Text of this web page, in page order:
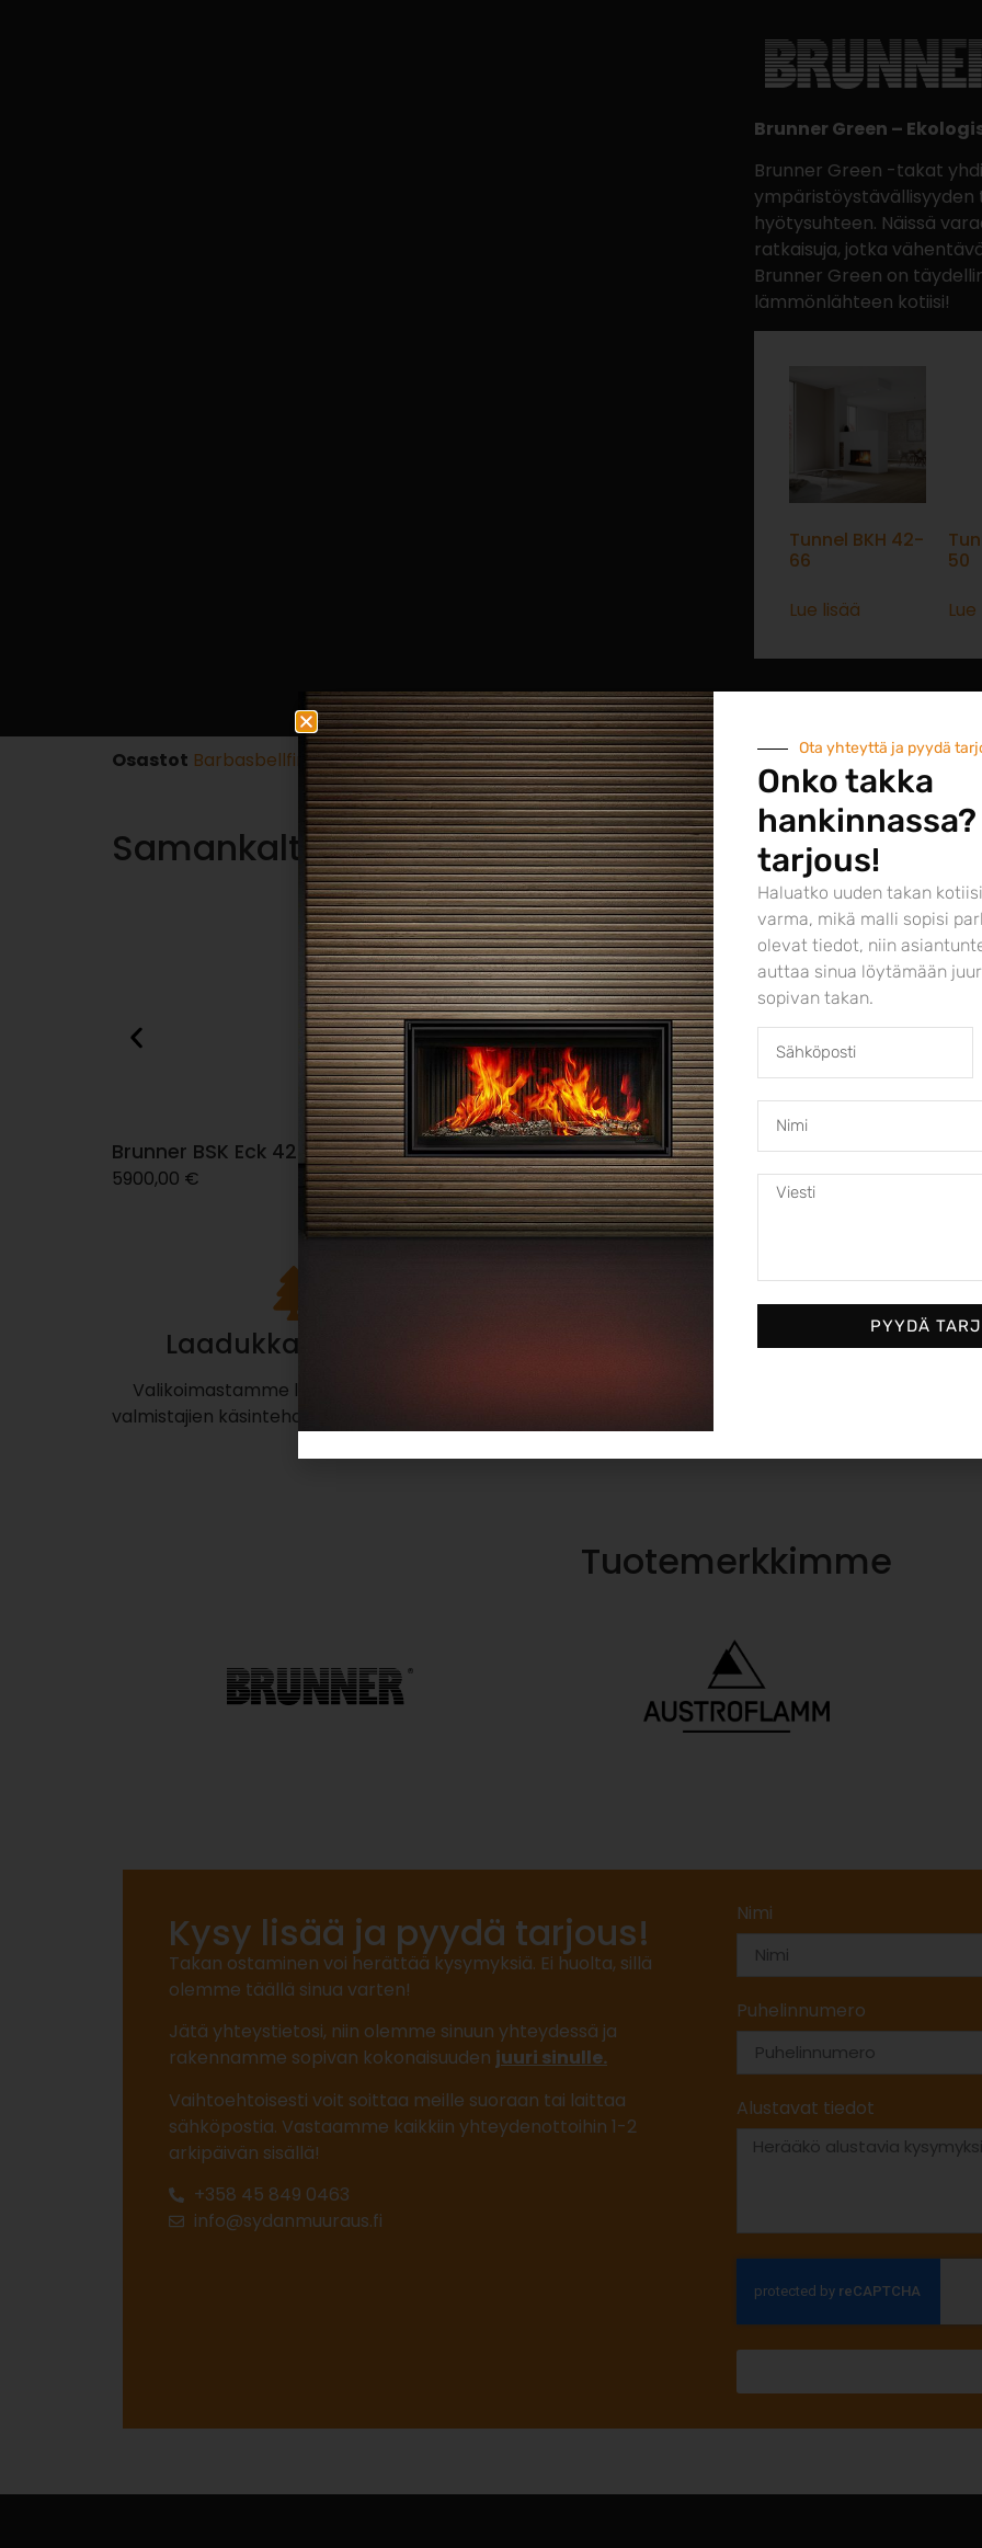
Brunner Green –
Brunner Green -takat
hyötysuhteen. Näissä
ratkaisuja, jotka
Brunner Green on
lämmönlähteen kotiisi!
Tunnel BKH 42-
66
Lue lisää
50
Osastot Barbasbellfires,Kaasutakat,Tulisijat
Samankaltaiset tuotteet
Brunner BSK Eck 42-42-42
5900,00 €
Laadukkaat merkit
Valikoimastamme löydät tunnettujen
valmistajien käsintehdyt ja kestävät takat.
Energiaa säästävät ratkaisut
Tuotemerkkimme
Kysy lisää ja pyydä tarjous!
Takan ostaminen voi herättää kysymyksiä. Ei huolta, sillä
olemme täällä sinua varten!
Jätä yhteystietosi, niin olemme sinuun yhteydessä ja
rakennamme sopivan kokonaisuuden juuri sinulle.
Vaihtoehtoisesti voit soittaa meille suoraan tai laittaa
sähköpostia. Vastaamme kaikkiin yhteydenottoihin 1-2
arkipäivän sisällä!
+358 45 849 0463
info@sydanmuuraus.fi
Nimi
Puhelinnumero
Alustavat tiedot
Ota yhteyttä ja pyydä
Onko takka
tarjous!
Haluatko uuden takan
varma, mikä malli sopisi
olevat tiedot, niin
auttaa sinua löytämään
sopivan takan.
PYYDÄ